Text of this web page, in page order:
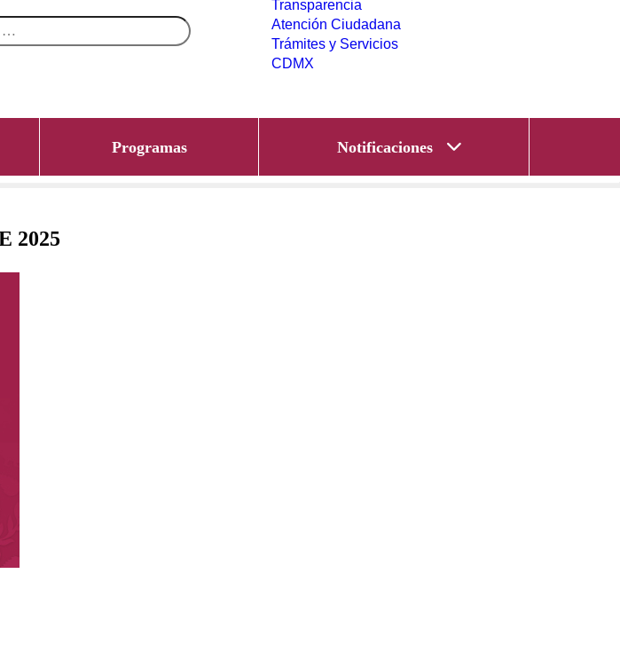
Transparencia
Atención Ciudadana
Trámites y Servicios
CDMX
Programas Notificaciones
2025